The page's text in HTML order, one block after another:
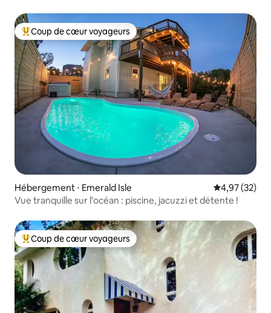
Coups de cœur voyageurs les plus appréciés
Coup de cœur voyageurs
Hébergement ⋅ Emerald Isle Évaluation
4,97 (32)
Vue tranquille sur l'océan : piscine, jacuzzi et détente !
Coups de cœur voyageurs les plus appréciés
Coup de cœur voyageurs